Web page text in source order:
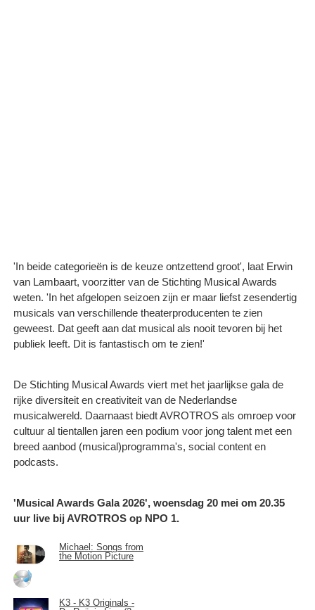
'In beide categorieën is de keuze ontzettend groot', laat Erwin
van Lambaart, voorzitter van de Stichting Musical Awards
weten. 'In het afgelopen seizoen zijn er maar liefst zesendertig
musicals van verschillende theaterproducenten te zien
geweest. Dat geeft aan dat musical als nooit tevoren bij het
publiek leeft. Dit is fantastisch om te zien!'
De Stichting Musical Awards viert met het jaarlijkse gala de
rijke diversiteit en creativiteit van de Nederlandse
musicalwereld. Daarnaast biedt AVROTROS als omroep voor
cultuur al tientallen jaren een podium voor jong talent met een
breed aanbod (musical)programma's, social content en
podcasts.
'Musical Awards Gala 2026', woensdag 20 mei om 20.35
uur live bij AVROTROS op NPO 1.
Michael: Songs from
the Motion Picture
K3 - K3 Originals -